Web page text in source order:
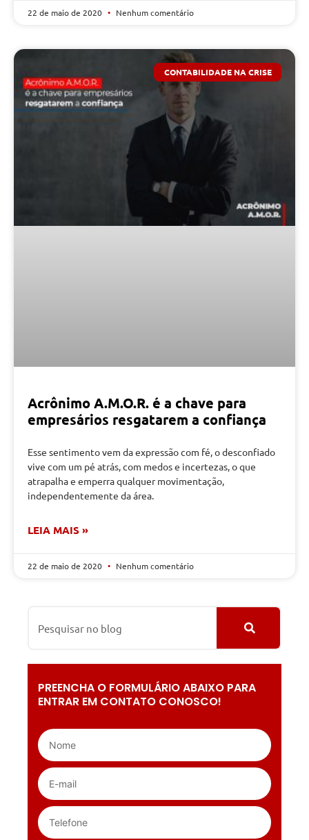
22 de maio de 2020 Nenhum comentário
CONTABILIDADE NA CRISE
Acrônimo A.M.O.R. é a chave para
empresários resgatarem a confiança
Esse sentimento vem da expressão com fé, o desconfiado
vive com um pé atrás, com medos e incertezas, o que
atrapalha e emperra qualquer movimentação,
independentemente da área.
LEIA MAIS »
22 de maio de 2020 Nenhum comentário
PREENCHA O FORMULÁRIO ABAIXO PARA
ENTRAR EM CONTATO CONOSCO!